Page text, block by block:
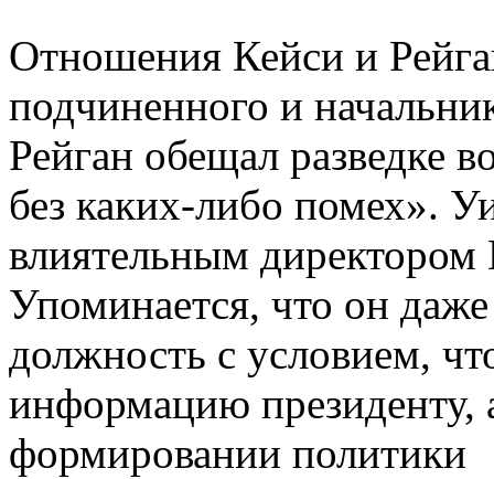
Отношения Кейси и
подчиненного и
Рейган обещал разведке
без каких-либо помех».
влиятельным
Упоминается, что он даже
должность с условием,
информацию президенту,
формировании политики